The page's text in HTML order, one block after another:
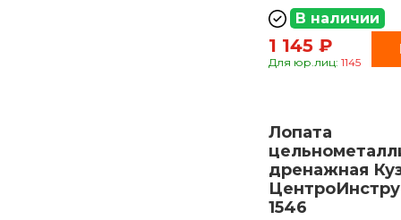
В наличии
1 145 ₽
Для юр.лиц: 1145
Лопата
дренажная
1546